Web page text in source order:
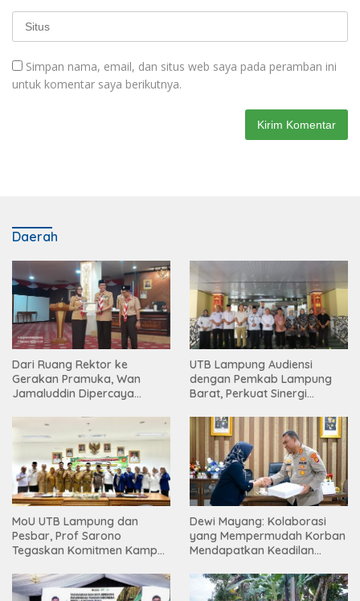
Simpan nama, email, dan situs web saya pada peramban ini
untuk komentar saya berikutnya.
Daerah
Dari Ruang Rektor ke
Gerakan Pramuka, Wan
Jamaluddin Dipercaya
UTB Lampung Audiensi
dengan Pemkab Lampung
Barat, Perkuat Sinergi
Tinggi
MoU UTB Lampung dan
Pesbar, Prof Sarono
Tegaskan Komitmen Kampus
Masyarakat
Dewi Mayang: Kolaborasi
yang Mempermudah Korban
Mendapatkan Keadilan